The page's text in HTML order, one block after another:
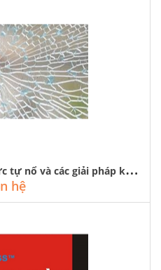
N
guyên nhân kính cường lực tự nổ và các giải pháp khắc phục
hệ